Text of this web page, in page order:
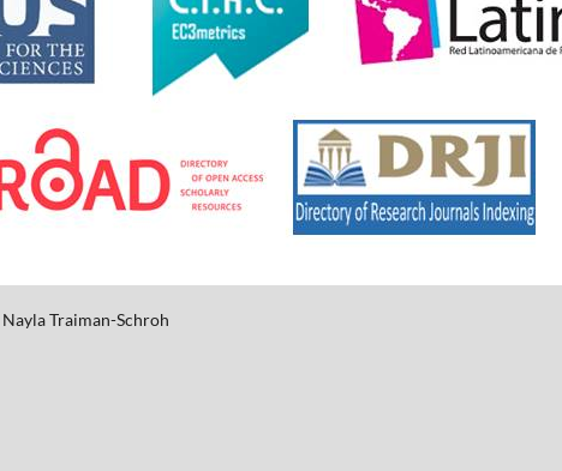
NaylaTraiman-Schroh